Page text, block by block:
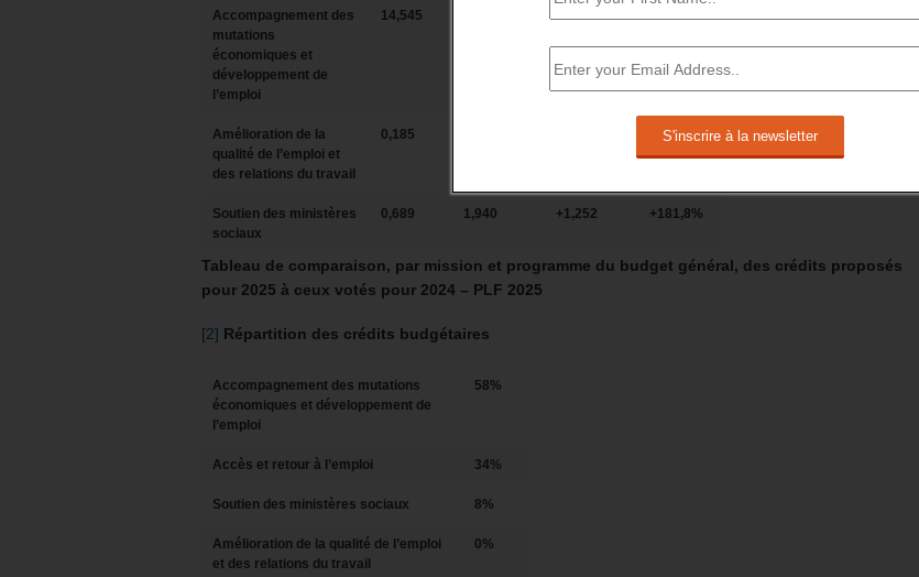
Accompagnement des
mutations
économiques et
développement de
l’emploi
14,545 -2,823 -19,4%
Amélioration de la
qualité de l’emploi et
des relations du travail
0,185 -76,0%
Soutien des ministères
sociaux
0,689 1,940 +1,252 +181,8%
Tableau de comparaison, par mission et programme du budget général, des crédits proposés
pour 2025 à ceux votés pour 2024 – PLF 2025
[2] Répartition des crédits budgétaires
Accompagnement des mutations
économiques et développement de
l’emploi
58%
Accès et retour à l’emploi 34%
Soutien des ministères sociaux 8%
Amélioration de la qualité de l’emploi
et des relations du travail
0%